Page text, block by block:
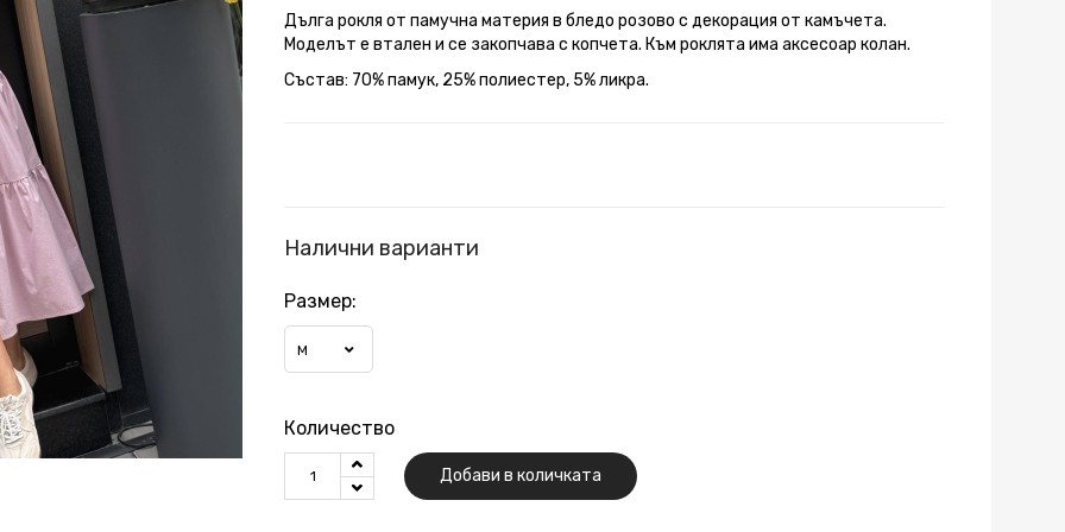
Дълга рокля от памучна материя в бледо розово с декорация от камъчета.
Моделът е втален и се закопчава с копчета. Към роклята има аксесоар колан.
Състав: 70% памук, 25% полиестер, 5% ликра.
Налични варианти
Размер:
M
Количество
Добави в количката